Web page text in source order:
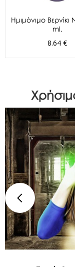
Ημιμόνιμο
ml.
8.64 €